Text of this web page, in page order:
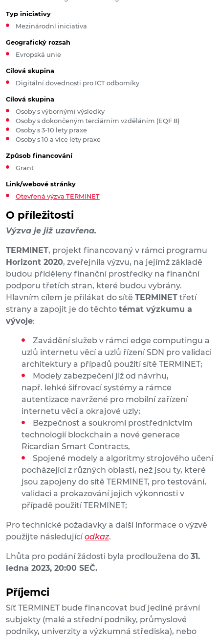
O příležitosti
Výzva je již uzavřena.
TERMINET, projekt financovaný v rámci programu
Horizont 2020, zveřejnila výzvu, na jejímž základě
budou přiděleny finanční prostředky na finanční
podporu třetích stran, které budou vybrány.
Hlavním cílem je přilákat do sítě TERMINET třetí
strany a zapojit je do těchto témat výzkumu a
vývoje:
Zavádění služeb v rámci edge computingu a
uzlů internetu věcí a uzlů řízení SDN pro validaci
architektury a případů použití sítě TERMINET;
Modely zabezpečení již od návrhu,
např. lehké šifrovací systémy a rámce
autentizace navržené pro mobilní zařízení
internetu věcí a okrajové uzly;
Bezpečnost a soukromí prostřednictvím
technologií blockchain a nové generace
Ricardian Smart Contracts,
Spojené modely a algoritmy strojového učení
pocházející z různých oblastí, než jsou ty, které
jsou zapojeny do sítě TERMINET, pro testování,
validaci a prokazování jejich výkonnosti v
případě použití TERMINET;
Pro technické požadavky a další informace o výzvě
použijte následujícíodkaz.
Lhůta pro podání žádosti byla prodloužena do 31.
ledna 2023, 20:00 SEČ.
Příjemci
Síť TERMINET bude financovat buď jediné právní
subjekty (malé a střední podniky, průmyslové
podniky, univerzity a výzkumná střediska), nebo
Typ iniciativy
Mezinárodní iniciativa
Geografický rozsah
Evropská unie
Cílová skupina
Digitální dovednosti pro ICT odborníky
Cílová skupina
Osoby s výbornými výsledky
Osoby s dokončeným terciárním vzděláním (EQF 8)
Osoby s 3-10 lety praxe
Osoby s 10 a více lety praxe
Způsob financování
Grant
Link/webové stránky
Otevřená výzva TERMINET